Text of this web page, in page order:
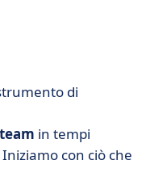
di
team in tempi
con ciò che